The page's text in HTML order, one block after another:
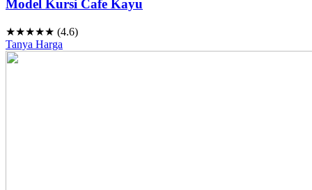
Model Kursi Cafe Kayu
★★★★★ (4.6)
Tanya Harga